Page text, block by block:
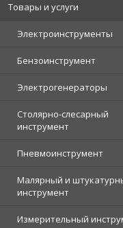
Товары и услуги
Электроинструменты
Бензоинструмент
Электрогенераторы
Столярно-слесарный
инструмент
Пневмоинструмент
Малярный и
инструмент
Измерительный